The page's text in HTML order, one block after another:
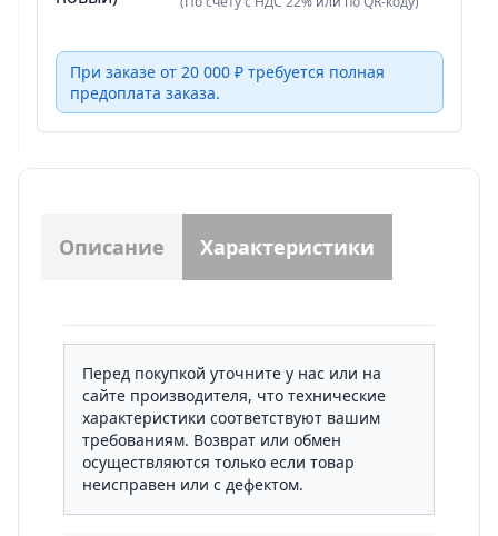
При заказе от 20 000 ₽ требуется полная
предоплата заказа.
Описание Характеристики
Перед покупкой уточните у нас или на
сайте производителя, что технические
характеристики соответствуют вашим
требованиям. Возврат или обмен
осуществляются только если товар
неисправен или с дефектом.